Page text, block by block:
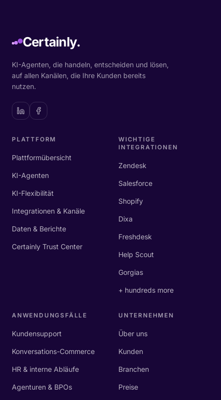
Certainly.
KI-Agenten, die handeln, entscheiden und lösen,
auf allen Kanälen, die Ihre Kunden bereits
nutzen.
PLATTFORM
Plattformübersicht
KI-Agenten
KI-Flexibilität
Integrationen & Kanäle
Daten & Berichte
Certainly Trust Center
WICHTIGE
INTEGRATIONEN
Zendesk
Salesforce
Shopify
Dixa
Freshdesk
Help Scout
Gorgias
+ hundreds more
ANWENDUNGSFÄLLE
Kundensupport
Konversations-Commerce
HR & interne Abläufe
Agenturen & BPOs
UNTERNEHMEN
Über uns
Kunden
Branchen
Preise